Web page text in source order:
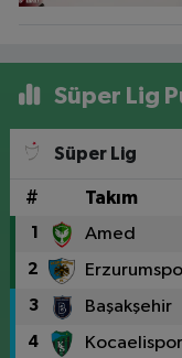
Süper Lig
Süper Lig
# Takım
1 Amed
2
3 Başakşehir
4 Kocaelispor